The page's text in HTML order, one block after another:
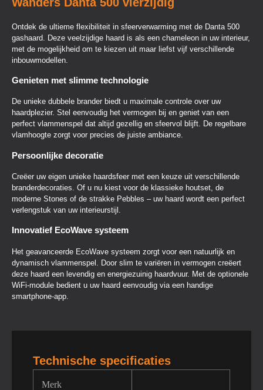
Ontdek de ultieme flexibiliteit in sfeerverwarming met de Danta 500
gashaard. Deze veelzijdige haard is als een chameleon in uw interieur,
met de mogelijkheid om te kiezen uit maar liefst vijf verschillende
inbouwmodellen.
Genieten met slimme technologie
De unieke dubbele brander biedt u maximale controle over uw
haardplezier. Stel eenvoudig het vermogen bij en geniet van een
perfect vlammenspel dat altijd gezellig en sfeervol blijft. De regelbare
vlamhoogte zorgt voor precies de juiste ambiance.
Persoonlijke decoratie
Creëer uw eigen unieke haardsfeer met een keuze uit verschillende
branderdecoraties. Of u nu kiest voor de klassieke houtset, de
moderne Stones of de strakke Pebbles – uw haard wordt een perfect
verlengstuk van uw interieurstijl.
Innovatief EcoWave systeem
Het geavanceerde EcoWave systeem zorgt voor een natuurlijk en
dynamisch vlammenspel. Door slim te variëren in vermogen creëert
deze haard een levendig en energiezuinig haardvuur. Met de optionele
WiFi-module bedient u uw haard eenvoudig via een handige
smartphone-app.
Technische specificaties
Merk